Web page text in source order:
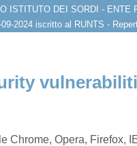
ISTITUTO DEI SORDI - ENTE
09-2024 iscritto al RUNTS -
Chrome, Opera, Firefox,